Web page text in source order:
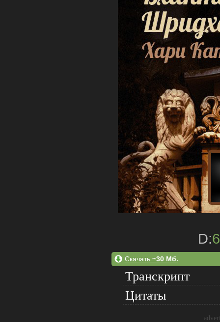
D:
Скачать ~30 Мб.
Транскрипт
Цитаты